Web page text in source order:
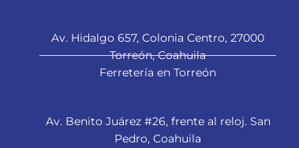
Av. Hidalgo 657, Colonia Centro, 27000
Torreón, Coahuila
Ferretería en Torreón
Av. Benito Juárez #26, frente al reloj. San
Pedro, Coahuila